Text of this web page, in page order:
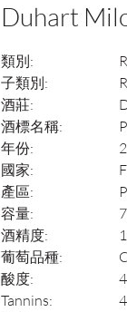
Duhart
類別:
子類別:
酒莊:
酒標名稱:
年份:
國家:
產區:
容量:
酒精度:
葡萄品種:
酸度:
4
Tannins:
4